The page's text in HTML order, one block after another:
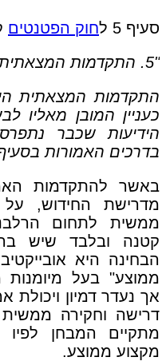
סעיף 5 ל חוק הפטנטים
"5. התקדמות המצאתית
התקדמות המצאתית
כעניין המובן מאליו
הידיעות שכבר
בדרכים האמורות בסעיף
באשר להתקדמות
מדרישת החידוש,
ממשית לתחום
קטנה ובלבד שיש
הבחינה היא
ממוצע" בעל מיומנות
אך נעדר דמיון
דרישה וחקירה
מתקיים המבחן
מקצוע ממוצע.